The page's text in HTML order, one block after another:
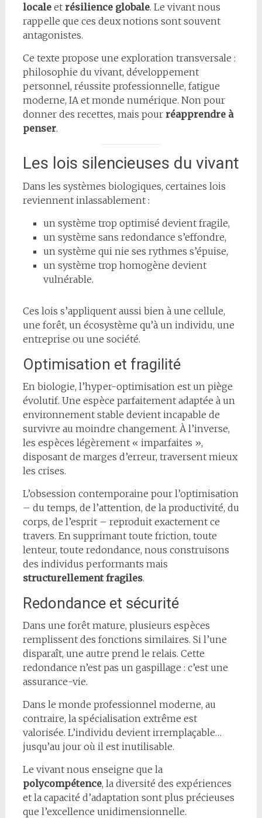
localeet résilience globale. Le vivant nous
rappelle que ces deux notions sont souvent
antagonistes.
Ce texte propose une exploration transversale :
philosophie du vivant, développement
personnel, réussite professionnelle, fatigue
moderne, IA et monde numérique. Non pour
donner des recettes, mais pour réapprendre à
penser.
Les lois silencieuses du vivant
Dans les systèmes biologiques, certaines lois
reviennent inlassablement :
un système trop optimisé devient fragile,
un système sans redondance s’effondre,
un système qui nie ses rythmes s’épuise,
un système trop homogène devient
vulnérable.
Ces lois s’appliquent aussi bien à une cellule,
une forêt, un écosystème qu’à un individu, une
entreprise ou une société.
Optimisation et fragilité
En biologie, l’hyper-optimisation est un piège
évolutif. Une espèce parfaitement adaptée à un
environnement stable devient incapable de
survivre au moindre changement. À l’inverse,
les espèces légèrement « imparfaites »,
disposant de marges d’erreur, traversent mieux
les crises.
L’obsession contemporaine pour l’optimisation
– du temps, de l’attention, de la productivité, du
corps, de l’esprit – reproduit exactement ce
travers. En supprimant toute friction, toute
lenteur, toute redondance, nous construisons
des individus performants mais
structurellement fragiles.
Redondance et sécurité
Dans une forêt mature, plusieurs espèces
remplissent des fonctions similaires. Si l’une
disparaît, une autre prend le relais. Cette
redondance n’est pas un gaspillage : c’est une
assurance-vie.
Dans le monde professionnel moderne, au
contraire, la spécialisation extrême est
valorisée. L’individu devient irremplaçable…
jusqu’au jour où il est inutilisable.
Le vivant nous enseigne que la
polycompétence, la diversité des expériences
et la capacité d’adaptation sont plus précieuses
que l’excellence unidimensionnelle.